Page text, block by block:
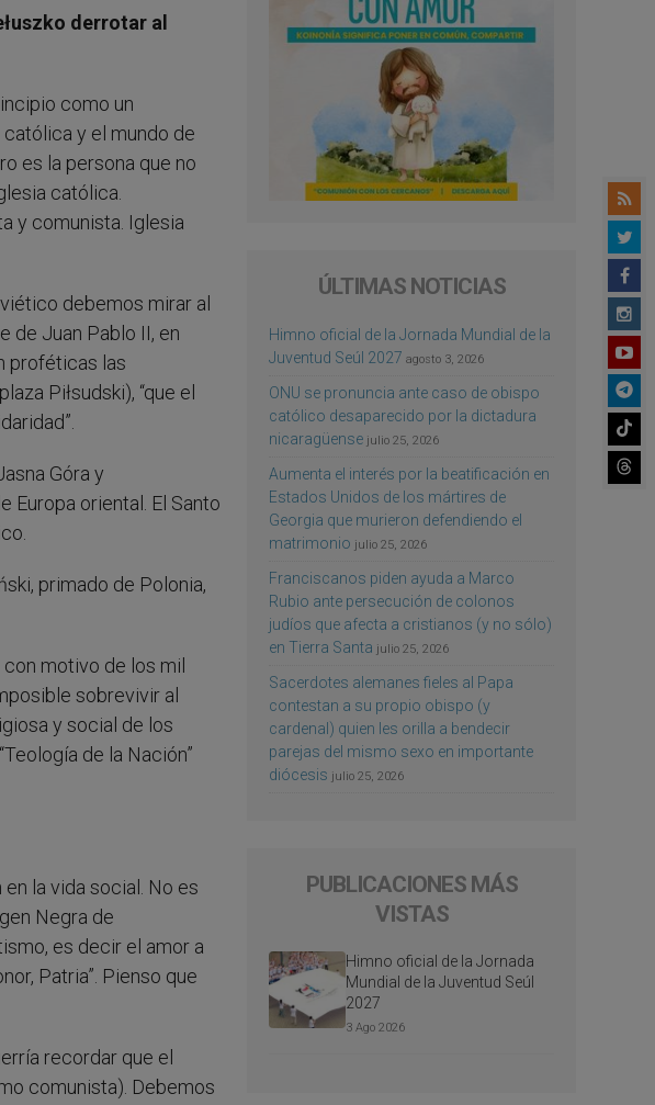
derrotar al
como un
y el mundo de
es la persona que no
católica.
y comunista. Iglesia
debemos mirar al
de Juan Pablo II, en
proféticas las
Piłsudski), “que el
Góra y
Europa oriental. El Santo
primado de Polonia,
motivo de los mil
sobrevivir al
y social de los
de la Nación”
la vida social. No es
Negra de
es decir el amor a
Patria”. Pienso que
recordar que el
comunista). Debemos
ÚLTIMAS NOTICIAS
Himno oficial de la Jornada Mundial de la
Juventud Seúl 2027 agosto 3, 2026
ONU se pronuncia ante caso de obispo
católico desaparecido por la dictadura
nicaragüense julio 25, 2026
Aumenta el interés por la beatificación en
Estados Unidos de los mártires de
Georgia que murieron defendiendo el
matrimonio julio 25, 2026
Franciscanos piden ayuda a Marco
Rubio ante persecución de colonos
judíos que afecta a cristianos (y no sólo)
en Tierra Santa julio 25, 2026
Sacerdotes alemanes fieles al Papa
contestan a su propio obispo (y
cardenal) quien les orilla a bendecir
parejas del mismo sexo en importante
diócesis julio 25, 2026
PUBLICACIONES MÁS
VISTAS
Himno oficial de la Jornada
Mundial de la Juventud Seúl
2027
3 Ago 2026